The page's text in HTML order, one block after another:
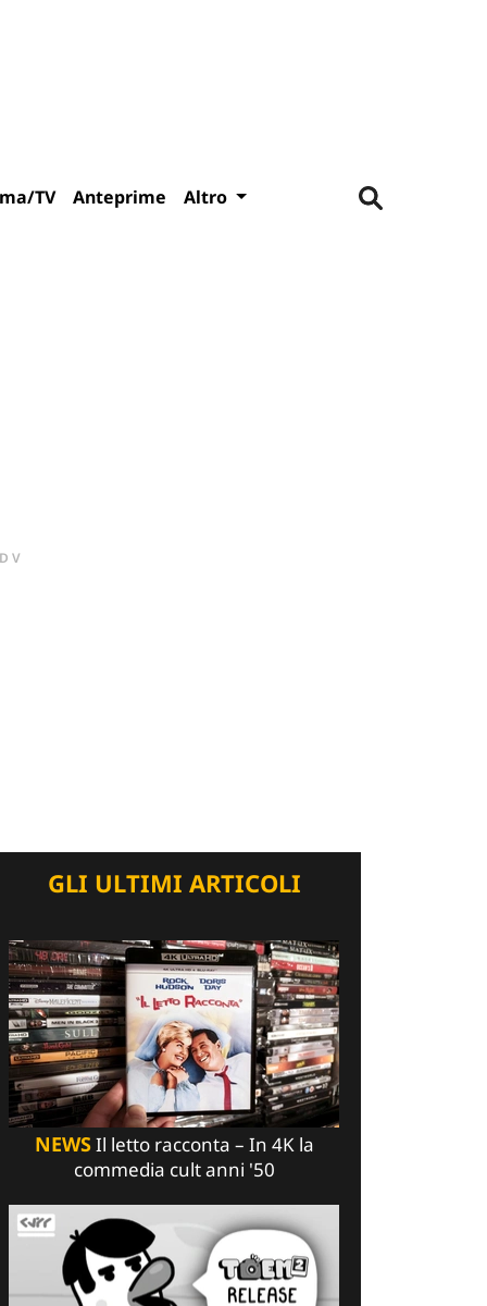
TV Anteprime Altro
GLI ULTIMI ARTICOLI
NEWSIl letto racconta – In 4K la
commedia cult anni '50